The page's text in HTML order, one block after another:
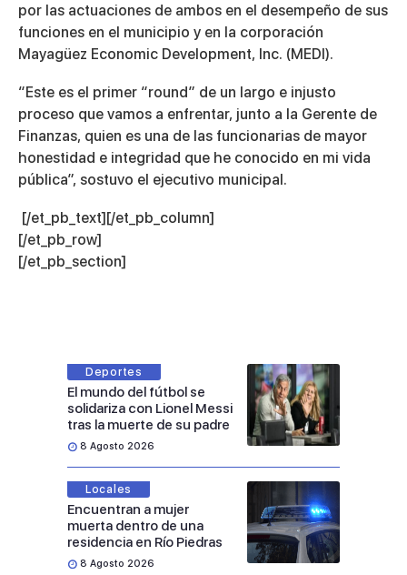
por las actuaciones de ambos en el desempeño de sus
funciones en el municipio y en la corporación
Mayagüez Economic Development, Inc. (MEDI).
“Este es el primer “round” de un largo e injusto
proceso que vamos a enfrentar, junto a la Gerente de
Finanzas, quien es una de las funcionarias de mayor
honestidad e integridad que he conocido en mi vida
pública”, sostuvo el ejecutivo municipal.
[/et_pb_text][/et_pb_column]
[/et_pb_row]
[/et_pb_section]
Deportes
El mundo del fútbol se
solidariza con Lionel Messi
tras la muerte de su padre
8 Agosto 2026
Locales
Encuentran a mujer
muerta dentro de una
residencia en Río Piedras
8 Agosto 2026